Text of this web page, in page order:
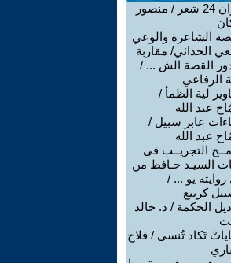
ديوان 24 شعر / منصور
الشاعرة والوعي
الحداثي/ مقاربة
القصة الش ... /
الرفاعي
لية الظمأ /
عبد الله
عابر سبيل /
عبد الله
التجريــب في
السيـد حـافظ من
روايته يو ... /
كريبع
الحكمة / د. خالد
تَكاد تُنسى / فلاح